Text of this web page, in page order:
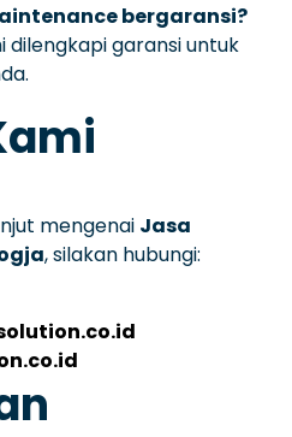
bergaransi?
dilengkapi garansi untuk
mengenai Jasa
, silakan hubungi: